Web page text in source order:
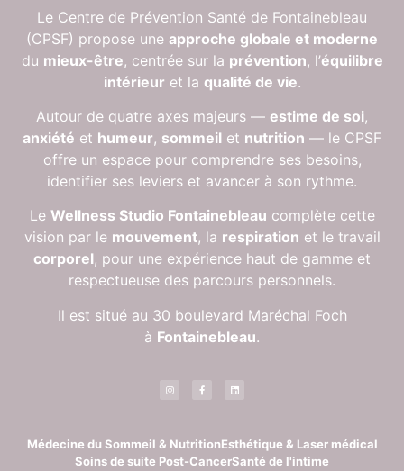
Le Centre de Prévention Santé de Fontainebleau
(CPSF) propose une approche globale et moderne
du mieux-être, centrée sur la prévention, l’équilibre
intérieur et la qualité de vie.
Autour de quatre axes majeurs — estime de soi,
anxiété et humeur, sommeil et nutrition — le CPSF
offre un espace pour comprendre ses besoins,
identifier ses leviers et avancer à son rythme.
Le Wellness Studio Fontainebleau complète cette
vision par le mouvement, la respiration et le travail
corporel, pour une expérience haut de gamme et
respectueuse des parcours personnels.
Il est situé au 30 boulevard Maréchal Foch
à Fontainebleau.
Médecine du Sommeil & NutritionEsthétique & Laser médical
Soins de suite Post-CancerSanté de l'intime